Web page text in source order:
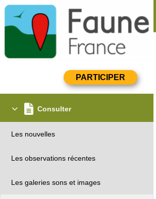
Consulter
Les nouvelles
Les observations récentes
Les galeries sons et images